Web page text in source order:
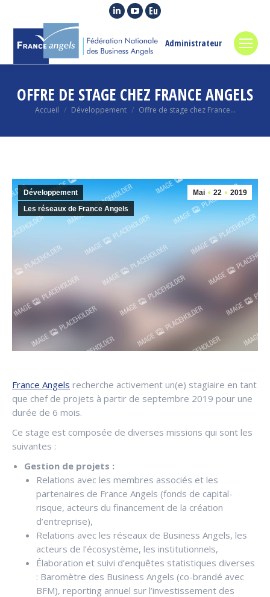
La
LinkedIn
s'ouvre
une
nouvelle
La
YouTube
s'ouvre
une
nouvelle
La
Euroquity
une
nouvelle
Administrateur
OFFRE DE STAGE CHEZ FRANCE ANGELS
Vous êtes ici :
Accueil Développement Offre de stage chez France…
Mai 22 2019
Développement
Les réseaux de France Angels
France Angels recherche activement un(e) stagiaire en tant
que chef de projets à partir de septembre 2019 pour une
durée de 6 mois.
Ce stage est composée de diverses missions qui sont les
suivantes :
Gestion de projets :
Relations avec les membres associés et les
partenaires de France Angels (fonds de capital-
risque, acteurs du financement de la création
d’entreprise),
Relations avec les réseaux de Business Angels, les
acteurs de l’écosystème, les institutionnels,
Élaboration et suivi d’enquêtes statistiques diverses
: Baromètre des Business Angels (co-brandé avec
BFM), reporting annuel sur l’investissement des